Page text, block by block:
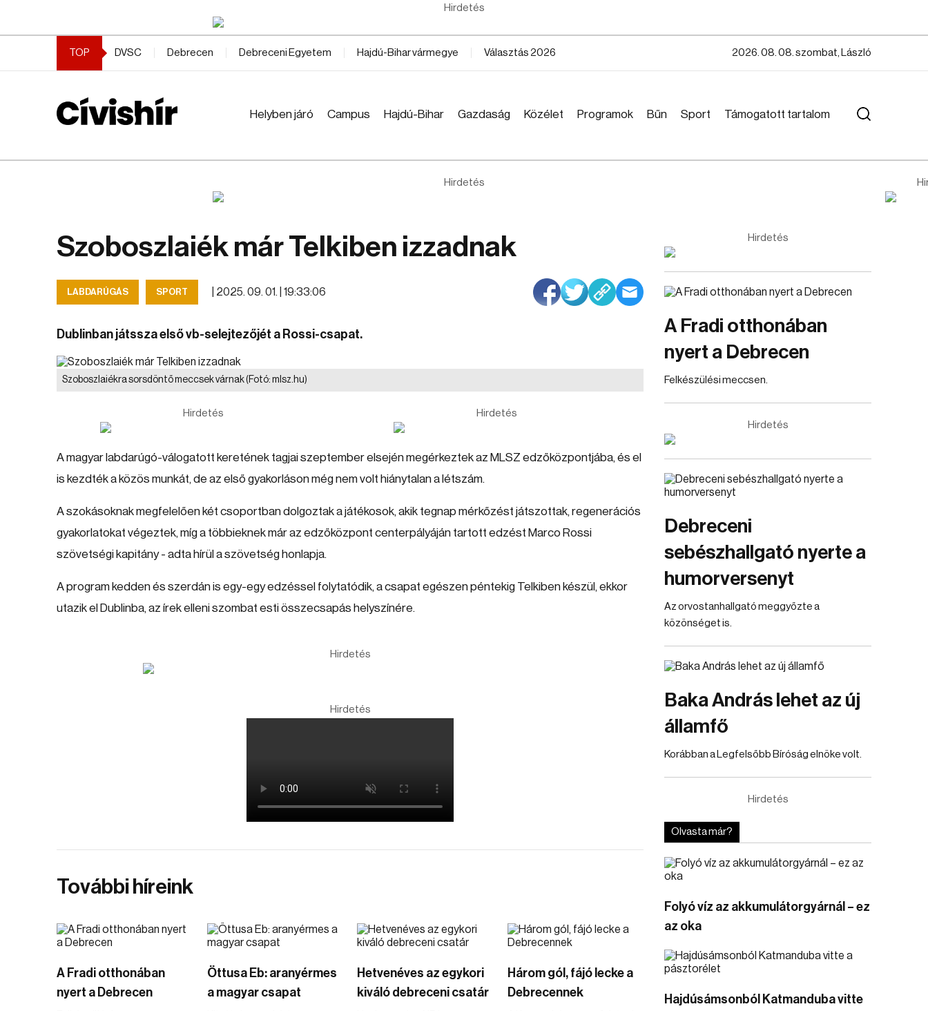
Hirdetés
TOP DVSC Debrecen Debreceni Egyetem Hajdú-Bihar vármegye Választás 2026 2026. 08. 08. szombat, László
Helyben járó Campus Hajdú-Bihar Gazdaság Közélet Programok Bűn Sport Támogatott tartalom
Hirdetés
Szoboszlaiék már Telkiben izzadnak
LABDARÚGÁS SPORT 2025. 09. 01. | 19:33:06
Dublinban játssza első vb-selejtezőjét a Rossi-csapat.
Szoboszlaiékra sorsdöntő meccsek várnak(Fotó: mlsz.hu)
Hirdetés Hirdetés
A magyar labdarúgó-válogatott keretének tagjai szeptember elsején megérkeztek az MLSZ edzőközpontjába, és el
is kezdték a közös munkát, de az első gyakorláson még nem volt hiánytalan a létszám.
A szokásoknak megfelelően két csoportban dolgoztak a játékosok, akik tegnap mérkőzést játszottak, regenerációs
gyakorlatokat végeztek, míg a többieknek már az edzőközpont centerpályáján tartott edzést Marco Rossi
szövetségi kapitány - adta hírül a szövetség honlapja.
A program kedden és szerdán is egy-egy edzéssel folytatódik, a csapat egészen péntekig Telkiben készül, ekkor
utazik el Dublinba, az írek elleni szombat esti összecsapás helyszínére.
Hirdetés
Hirdetés
További híreink
A Fradi otthonában
nyert a Debrecen
Öttusa Eb: aranyérmes
a magyar csapat
Hetvenéves az egykori
kiváló debreceni csatár
Három gól, fájó lecke a
Debrecennek
Hirdetés
A Fradi otthonában
nyert a Debrecen
Felkészülési meccsen.
Hirdetés
Debreceni
sebészhallgató nyerte a
humorversenyt
Az orvostanhallgató meggyőzte a
közönséget is.
Baka András lehet az új
államfő
Korábban a Legfelsőbb Bíróság elnöke volt.
Hirdetés
Olvasta már?
Folyó víz az akkumulátorgyárnál – ez
az oka
Hajdúsámsonból Katmanduba vitte